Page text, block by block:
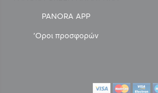
PANORA APP
'Οροι προσφορών